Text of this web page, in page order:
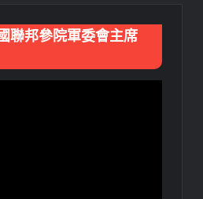
聯邦參院軍委會主席